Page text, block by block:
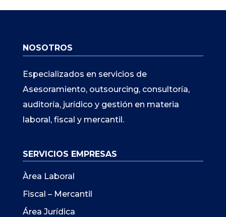
NOSOTROS
Especializados en servicios de
Asesoramiento, outsourcing, consultoría,
auditoría, jurídico y gestión en materia
laboral, fiscal y mercantil.
SERVICIOS EMPRESAS
Àrea Laboral
Fiscal – Mercantil
Área Jurídica